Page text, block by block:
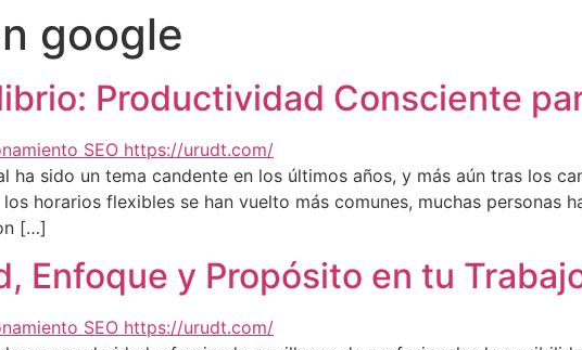
google
Productividad Consciente
ha sido un tema candente en los últimos años, y más aún tras los
horarios flexibles se han vuelto más comunes, muchas personas
[…]
Enfoque y Propósito en tu